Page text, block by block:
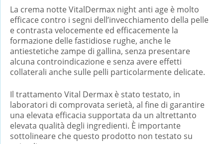
La crema notte VitalDermax night anti age è molto
efficace contro i segni dell’invecchiamento della pelle
e contrasta velocemente ed efficacemente la
formazione delle fastidiose rughe, anche le
antiestetiche zampe di gallina, senza presentare
alcuna controindicazione e senza avere effetti
collaterali anche sulle pelli particolarmente delicate.
Il trattamento Vital Dermax è stato testato, in
laboratori di comprovata serietà, al fine di garantire
una elevata efficacia supportata da un altrettanto
elevata qualità degli ingredienti. È importante
sottolineare che questo prodotto non testato su